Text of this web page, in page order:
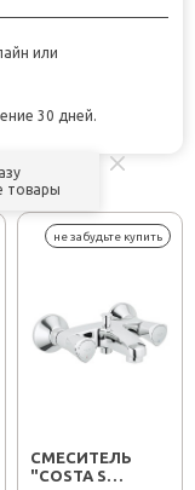
или
30 дней.
товары
СМЕСИТЕЛЬ
"COSTA S